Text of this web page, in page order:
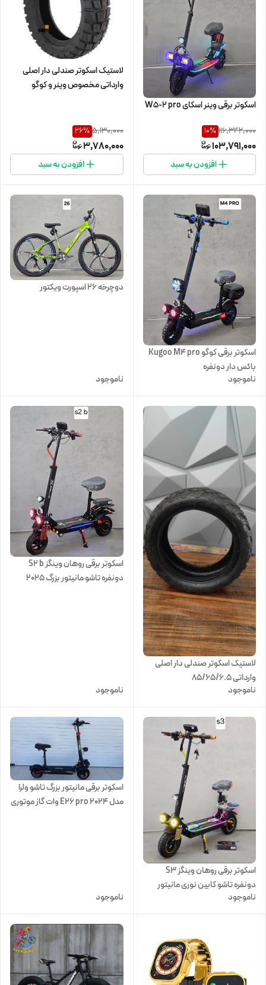
اسکوتر برقی وینر اسکای W5-2 pro
116,342,000
10%
103,791,000
افزودن به سبد
لاستیک اسکوتر صندلی دار اصلی
وارداتی مخصوص وینر و کوگو
5,130,000
26%
3,780,000
افزودن به سبد
اسکوتر برقی کوگو Kugoo M4 pro
باکس دار دونفره
ناموجود
دوچرخه ۲۶ اسپورت ویکتور
ناموجود
لاستیک اسکوتر صندلی دار اصلی
وارداتی 85/65/6.5
ناموجود
اسکوتر برقی روهان وینگز S2 b
دونفره تاشو مانیتور بزرگ 2025
ناموجود
اسکوتر برقی روهان وینگز S3
دونفره تاشو کابین نوری مانیتور
بزرگ 2025
ناموجود
اسکوتر برقی مانیتور بزرگ تاشو ولرا
مدل E26 pro 2024 وات گاز موتوری
ناموجود